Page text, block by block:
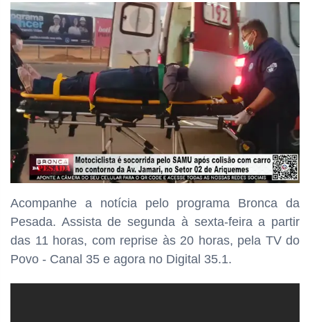
Acompanhe a notícia pelo programa Bronca da
Pesada. Assista de segunda à sexta-feira a partir
das 11 horas, com reprise às 20 horas, pela TV do
Povo - Canal 35 e agora no Digital 35.1.